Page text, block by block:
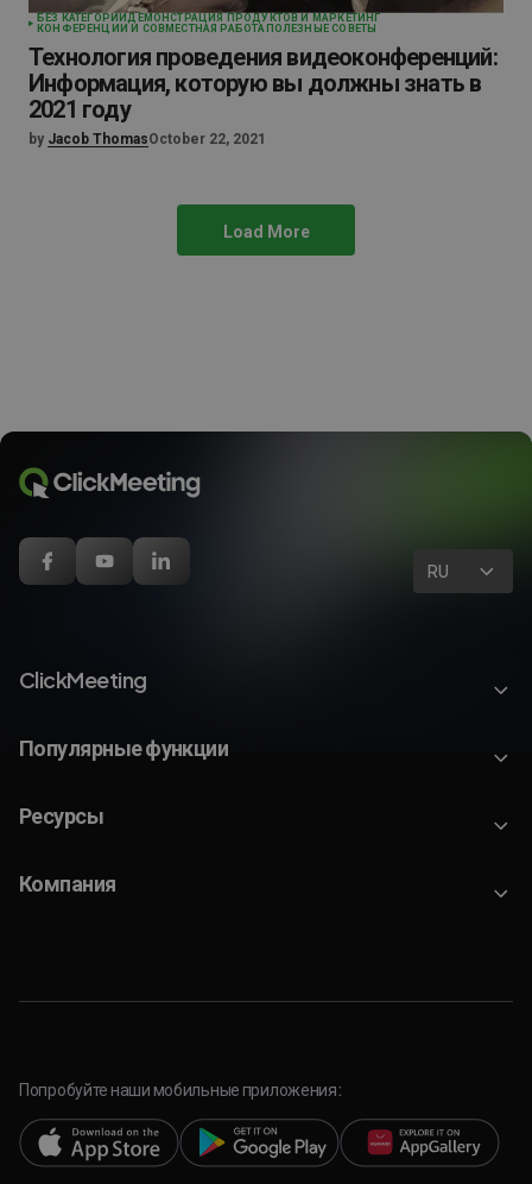
БЕЗ КАТЕГОРИИ ДЕМОНСТРАЦИЯ ПРОДУКТОВ И МАРКЕТИНГ
КОНФЕРЕНЦИИ И СОВМЕСТНАЯ РАБОТА ПОЛЕЗНЫЕ СОВЕТЫ
Технология проведения видеоконференций:
Информация, которую вы должны знать в
2021 году
by Jacob ThomasOctober 22, 2021
Load More
RU
ClickMeeting
Популярные функции
Ресурсы
Компания
Попробуйте наши мобильные приложения: